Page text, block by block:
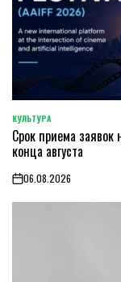
POSTED
IN
КУЛЬТУРА
Срок приема
конца августа
on06.08.2026